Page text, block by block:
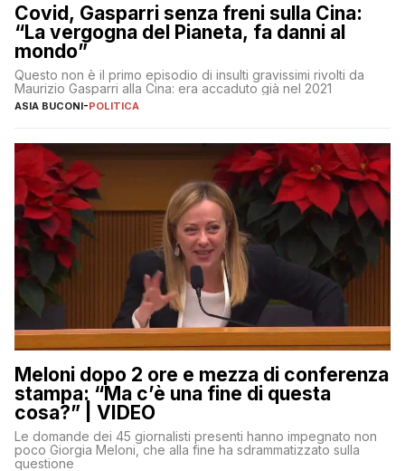
Covid, Gasparri senza freni sulla Cina:
“La vergogna del Pianeta, fa danni al
mondo”
Questo non è il primo episodio di insulti gravissimi rivolti da
Maurizio Gasparri alla Cina: era accaduto già nel 2021
ASIA BUCONI-POLITICA
Meloni dopo 2 ore e mezza di conferenza
stampa: “Ma c’è una fine di questa
cosa?” | VIDEO
Le domande dei 45 giornalisti presenti hanno impegnato non
poco Giorgia Meloni, che alla fine ha sdrammatizzato sulla
questione